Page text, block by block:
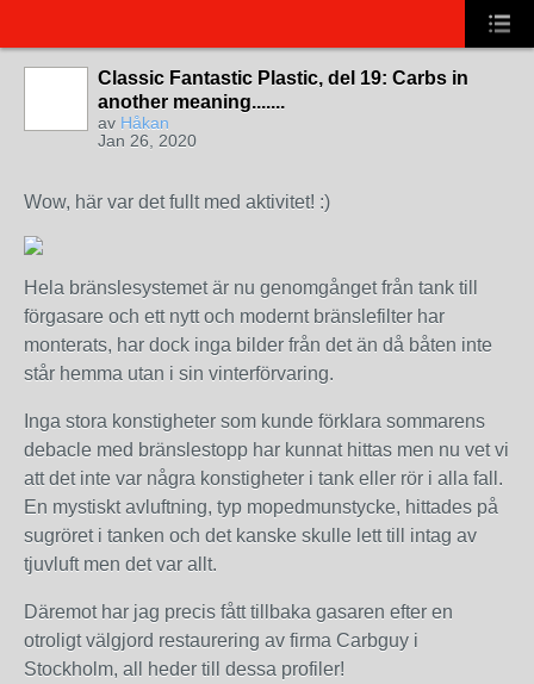
Classic Fantastic Plastic, del 19: Carbs in
another meaning.......
av Håkan
Jan 26, 2020
Wow, här var det fullt med aktivitet! :)
Hela bränslesystemet är nu genomgånget från tank till
förgasare och ett nytt och modernt bränslefilter har
monterats, har dock inga bilder från det än då båten inte
står hemma utan i sin vinterförvaring.
Inga stora konstigheter som kunde förklara sommarens
debacle med bränslestopp har kunnat hittas men nu vet vi
att det inte var några konstigheter i tank eller rör i alla fall.
En mystiskt avluftning, typ mopedmunstycke, hittades på
sugröret i tanken och det kanske skulle lett till intag av
tjuvluft men det var allt.
Däremot har jag precis fått tillbaka gasaren efter en
otroligt välgjord restaurering av firma Carbguy i
Stockholm, all heder till dessa profiler!